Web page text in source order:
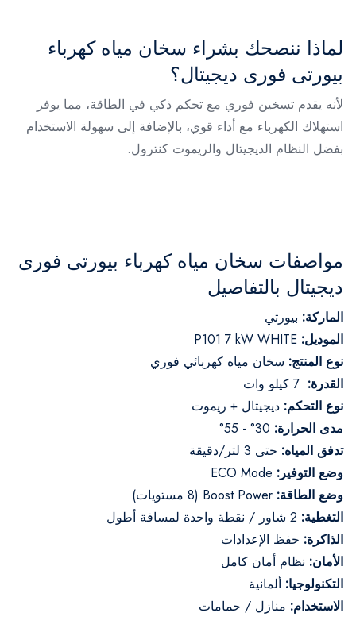
لماذا ننصحك بشراء سخان مياه كهرباء
بيورتى فورى ديجيتال؟
لأنه يقدم تسخين فوري مع تحكم ذكي في الطاقة، مما يوفر
استهلاك الكهرباء مع أداء قوي، بالإضافة إلى سهولة الاستخدام
بفضل النظام الديجيتال والريموت كنترول.
مواصفات سخان مياه كهرباء بيورتى فورى
ديجيتال بالتفاصيل
الماركة: بيورتي
الموديل:
نوع المنتج: سخان مياه كهربائي فوري
القدرة:
نوع التحكم: ديجيتال + ريموت
مدى الحرارة:
تدفق المياه: حتى 3 لتر/دقيقة
وضع التوفير:
وضع الطاقة:
التغطية:
الذاكرة: حفظ الإعدادات
الأمان: نظام أمان كامل
التكنولوجيا: ألمانية
الاستخدام: منازل / حمامات